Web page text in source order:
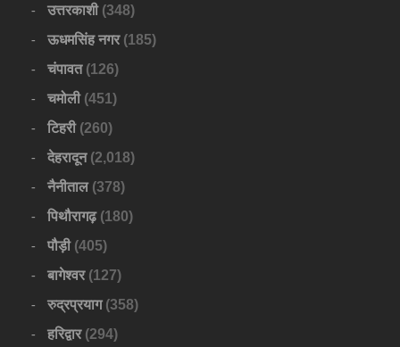
उत्तरकाशी(348)
ऊधमसिंह नगर(185)
चंपावत(126)
चमोली(451)
टिहरी(260)
देहरादून(2,018)
नैनीताल(378)
पिथौरागढ़(180)
पौड़ी(405)
बागेश्वर(127)
रुद्रप्रयाग(358)
हरिद्वार(294)